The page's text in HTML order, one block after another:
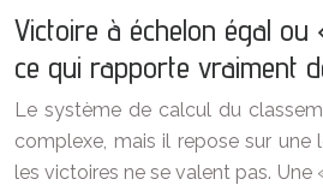
Victoire à échelon égal ou
ce qui rapporte vraiment
Le système de calcul du
complexe, mais il repose sur une
les victoires ne se valent pas.